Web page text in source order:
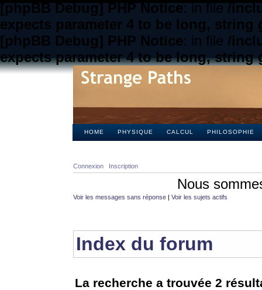
[phpBB Debug] PHP Notice: in file/
expects parameter 4 to be long, string
[phpBB Debug] PHP Notice: in file /
expects parameter 4 to be long, string
HOME PHYSIQUE CALCUL PHILOSOPHIE
Connexion Inscription
Nous
Voir les messages sans réponse | Voir les sujets actifs
Index du forum
La recherche a trouvée 2